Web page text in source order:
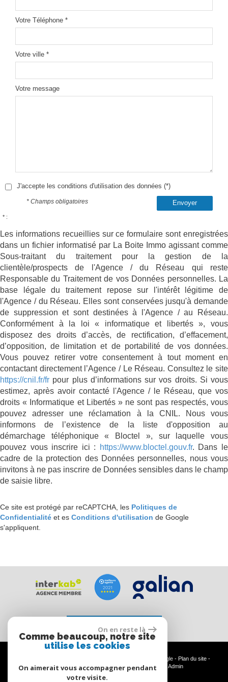
Votre Téléphone *
Votre ville *
Votre message
J'accepte les conditions d'utilisation des données (*)
Envoyer
* Champs obligatoires
* :
Les informations recueillies sur ce formulaire sont enregistrées
dans un fichier informatisé par La Boite Immo agissant comme
Sous-traitant du traitement pour la gestion de la
clientèle/prospects de l'Agence / du Réseau qui reste
Responsable du Traitement de vos Données personnelles. La
base légale du traitement repose sur l'intérêt légitime de
l'Agence / du Réseau. Elles sont conservées jusqu'à demande
de suppression et sont destinées à l'Agence / au Réseau.
Conformément à la loi « informatique et libertés », vous
disposez des droits d’accès, de rectification, d’effacement,
d’opposition, de limitation et de portabilité de vos données.
Vous pouvez retirer votre consentement à tout moment en
contactant directement l’Agence / Le Réseau. Consultez le site
https://cnil.fr/fr pour plus d’informations sur vos droits. Si vous
estimez, après avoir contacté l'Agence / le Réseau, que vos
droits « Informatique et Libertés » ne sont pas respectés, vous
pouvez adresser une réclamation à la CNIL. Nous vous
informons de l’existence de la liste d'opposition au
démarchage téléphonique « Bloctel », sur laquelle vous
pouvez vous inscrire ici :
https://www.bloctel.gouv.fr. Dans le
cadre de la protection des Données personnelles, nous vous
invitons à ne pas inscrire de Données sensibles dans le champ
de saisie libre.
Ce site est protégé par reCAPTCHA, les Politiques de
Confidentialité et es Conditions d'utilisation de Google
s'appliquent.
Espace propriétaire
© 2026 | Tous droits réservés | Traduction powered by Google - Plan du site-
Mentions légales-Nos honoraires-Partenaires Admin
On en reste là
Comme beaucoup, notre site
utilise les cookies
On aimerait vous accompagner pendant
votre visite.